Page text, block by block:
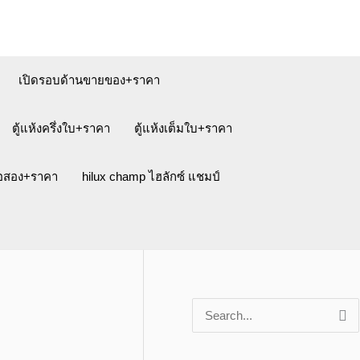
เปิดรอบด้านขายของ+ราคา
ตู้แห้งครึ่งใบ+ราคา ตู้แห้งเต็มใบ+ราคา
อง+ราคา hilux champ ไฮลักซ์ แชมป์